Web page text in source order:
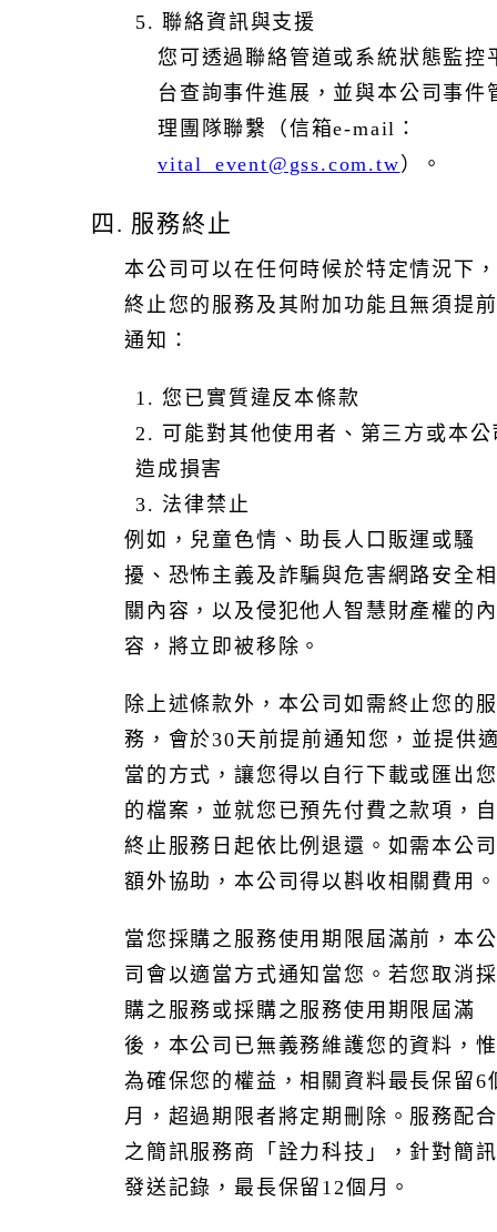
5. 聯絡資訊與支援
您可透過聯絡管道或系統狀態監控
台查詢事件進展，並與本公司事件
理團隊聯繫（信箱e-mail：
vital_event@gss.com.tw ）。
四. 服務終止
本公司可以在任何時候於特定情況下，
終止您的服務及其附加功能且無須提前
通知：
1. 您已實質違反本條款
2. 可能對其他使用者、第三方或本公
造成損害
3. 法律禁止
例如，兒童色情、助長人口販運或騷
擾、恐怖主義及詐騙與危害網路安全相
關內容，以及侵犯他人智慧財產權的內
容，將立即被移除。
除上述條款外，本公司如需終止您的服
務，會於30天前提前通知您，並提供
當的方式，讓您得以自行下載或匯出您
的檔案，並就您已預先付費之款項，自
終止服務日起依比例退還。如需本公司
額外協助，本公司得以斟收相關費用。
當您採購之服務使用期限屆滿前，本公
司會以適當方式通知當您。若您取消採
購之服務或採購之服務使用期限屆滿
後，本公司已無義務維護您的資料，惟
為確保您的權益，相關資料最長保留6
月，超過期限者將定期刪除。服務配合
之簡訊服務商「詮力科技」，針對簡訊
發送記錄，最長保留12個月。